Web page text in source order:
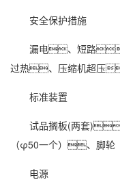
安全保护措施
漏电、短路
过热、压缩机超
标准装置
试品搁板(两套)
（φ50一个）、脚轮
电源